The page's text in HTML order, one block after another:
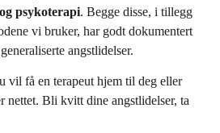
psykoterapi. Begge disse, i tillegg
vi bruker, har godt dokumentert
angstlidelser.
vil få en terapeut hjem til deg eller
nettet. Bli kvitt dine angstlidelser, ta